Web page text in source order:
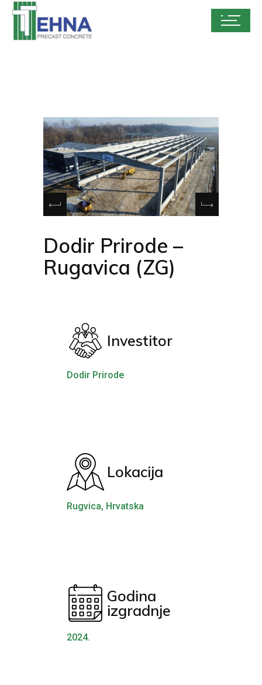
Dodir Prirode –
Rugavica (ZG)
Investitor
Dodir Prirode
Lokacija
Rugvica, Hrvatska
Godina
izgradnje
2024.